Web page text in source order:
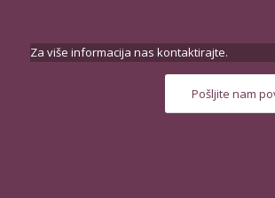
Za više informacija nas kontaktirajte.
Pošljite nam